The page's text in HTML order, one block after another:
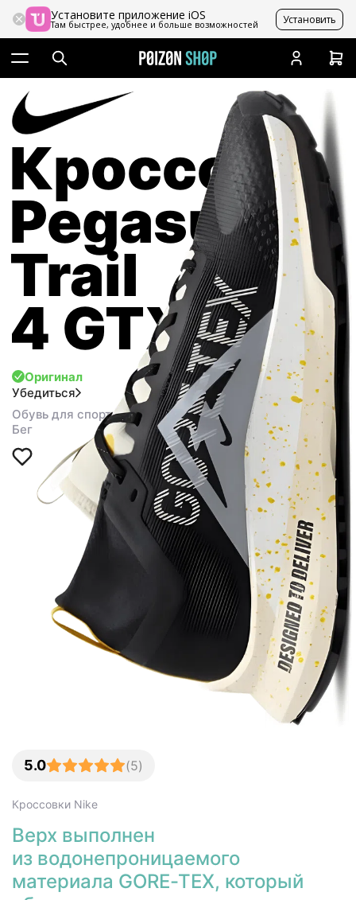
Установите приложение iOS
Там быстрее, удобнее и больше возможностей Установить
Кроссовки
Pegasus
Trail
4 GTX
Оригинал
Убедиться
Обувь для спорта
Бег
5.0 (5)
Кроссовки Nike
Верх выполнен
из водонепроницаемого
материала GORE-TEX, который